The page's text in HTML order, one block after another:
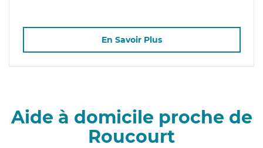
En Savoir Plus
Aide à domicile proche de
Roucourt